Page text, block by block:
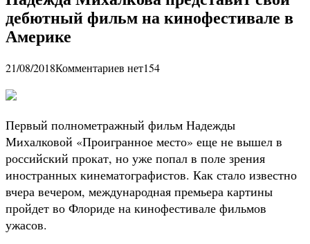
дебютный фильм на кинофестивале в
Америке
21/08/2018Комментариев нет154
Первый полнометражный фильм Надежды
Михалковой «Проигранное место» еще не вышел в
российский прокат, но уже попал в поле зрения
иностранных кинематографистов. Как стало известно
вчера вечером, международная премьера картины
пройдет во Флориде на кинофестивале фильмов
ужасов.